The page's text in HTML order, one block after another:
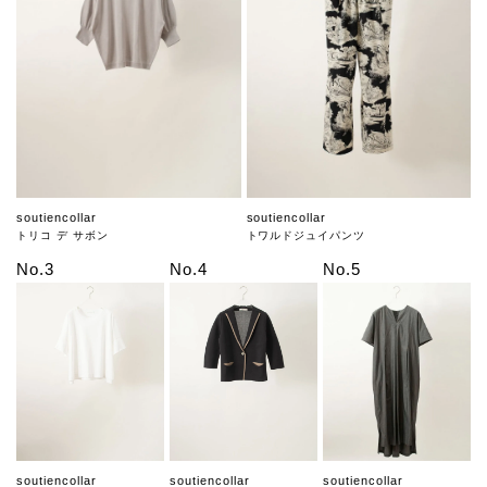
soutiencollar
トリコ デ サボン
soutiencollar
トワルドジュイパンツ
No.3
soutiencollar
No.4
soutiencollar
No.5
soutiencollar